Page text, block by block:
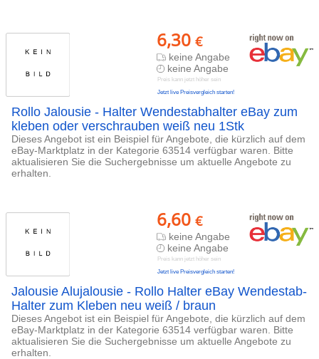
6,30 €
keine Angabe
keine Angabe
Preis kann jetzt höher sein
Jetzt live Preisvergleich starten!
Rollo Jalousie - Halter Wendestabhalter eBay zum
kleben oder verschrauben weiß neu 1Stk
Dieses Angebot ist ein Beispiel für Angebote, die kürzlich auf dem
eBay-Marktplatz in der Kategorie 63514 verfügbar waren. Bitte
aktualisieren Sie die Suchergebnisse um aktuelle Angebote zu
erhalten.
6,60 €
keine Angabe
keine Angabe
Preis kann jetzt höher sein
Jetzt live Preisvergleich starten!
Jalousie Alujalousie - Rollo Halter eBay Wendestab-
Halter zum Kleben neu weiß / braun
Dieses Angebot ist ein Beispiel für Angebote, die kürzlich auf dem
eBay-Marktplatz in der Kategorie 63514 verfügbar waren. Bitte
aktualisieren Sie die Suchergebnisse um aktuelle Angebote zu
erhalten.